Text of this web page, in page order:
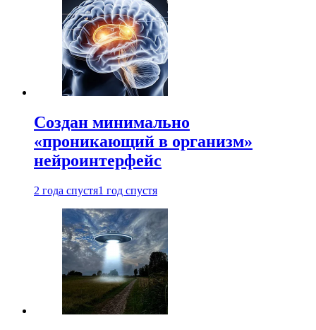
Создан минимально
«проникающий в организм»
нейроинтерфейс
2 года спустя1 год спустя